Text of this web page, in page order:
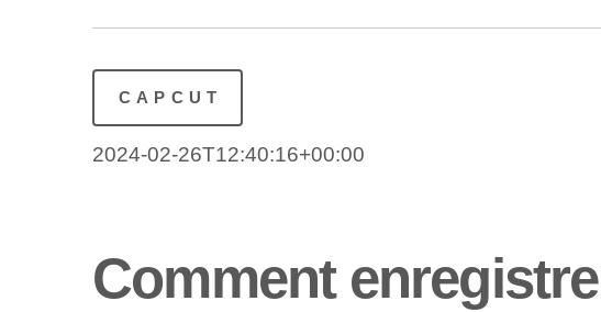
CAPCUT
2024-02-26T12:40:16+00:00
Comment